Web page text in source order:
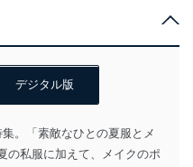
デジタル版
。「素敵なひとの夏服とメ
の私服に加えて、メイクのポ